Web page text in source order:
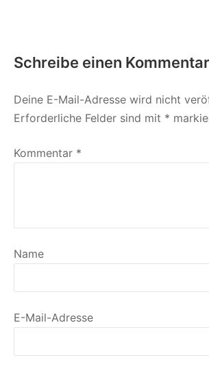
Schreibe einen Kommentar
Deine E-Mail-Adresse wird nicht
Erforderliche Felder sind mit *
Kommentar *
Name
E-Mail-Adresse